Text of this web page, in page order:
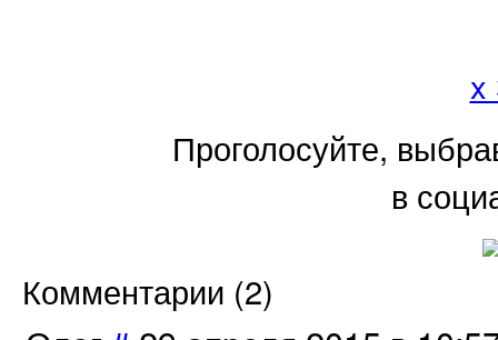
x
Проголосуйте,
в
Комментарии (2)